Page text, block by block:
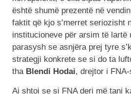
është shumë prezentë në
faktit që kjo s’merret seriozisht
institucioneve për arsim të lartë
parasysh se asnjëra prej tyre
strategji konkrete se si do ta
tha Blendi Hodai, drejtor i FNA-
Ai shtoi se si FNA deri më tani